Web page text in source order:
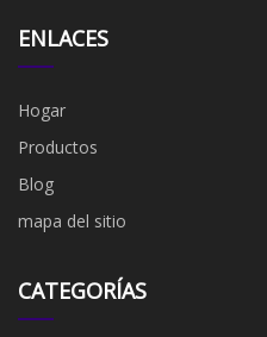
ENLACES
Hogar
Productos
Blog
mapa del sitio
CATEGORÍAS